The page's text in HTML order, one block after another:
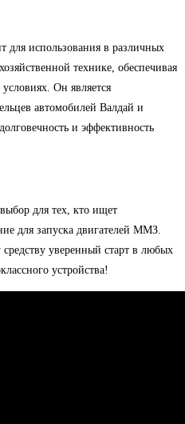
для использования в различных
технике, обеспечивая
Он является
автомобилей Валдай и
и эффективность
для тех, кто ищет
для запуска двигателей ММЗ.
уверенный старт в любых
устройства!